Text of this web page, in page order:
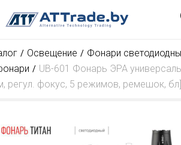
Освещение
Фонари
UB-601 Фонарь ЭРА
регул. фокус, 5 режимов, ремешок,